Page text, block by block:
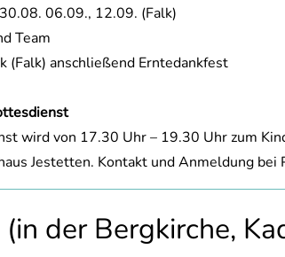
06.09., 12.09. (Falk)
Team
(Falk) anschließend Erntedankfest
wird von 17.30 Uhr – 19.30 Uhr zum
Jestetten. Kontakt und Anmeldung bei
der Bergkirche,